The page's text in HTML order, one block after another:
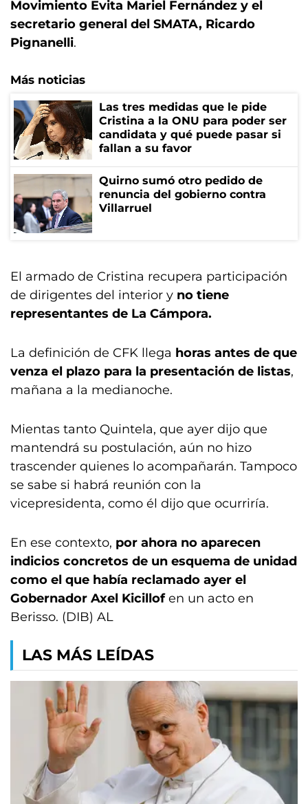
Movimiento Evita Mariel Fernández y el
secretario general del SMATA, Ricardo
Pignanelli.
Más noticias
Las tres medidas que le pide
Cristina a la ONU para poder ser
candidata y qué puede pasar si
fallan a su favor
Quirno sumó otro pedido de
renuncia del gobierno contra
Villarruel
El armado de Cristina recupera participación
de dirigentes del interior y no tiene
representantes de La Cámpora.
La definición de CFK llega horas antes de que
venza el plazo para la presentación de listas,
mañana a la medianoche.
Mientas tanto Quintela, que ayer dijo que
mantendrá su postulación, aún no hizo
trascender quienes lo acompañarán. Tampoco
se sabe si habrá reunión con la
vicepresidenta, como él dijo que ocurriría.
En ese contexto, por ahora no aparecen
indicios concretos de un esquema de unidad
como el que había reclamado ayer el
Gobernador Axel Kicillofen un acto en
Berisso. (DIB) AL
LAS MÁS LEÍDAS